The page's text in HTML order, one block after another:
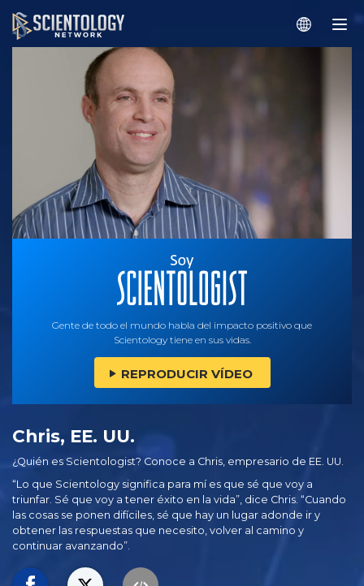
Gente de todo el mundo habla del impacto positivo que
Scientology tiene en sus vidas.
REPRODUCIR VÍDEO
Chris, EE. UU.
¿Quién es Scientologist? Conoce a Chris, empresario de EE. UU.
“Lo que Scientology significa para mí es que sé que voy a
triunfar. Sé que voy a tener éxito en la vida”, dice Chris. “Cuando
las cosas se ponen difíciles, sé que hay un lugar adonde ir y
obtener las respuestas que necesito, volver al camino y
continuar avanzando”.